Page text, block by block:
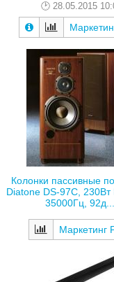
28.05.2015
Колонки пассивные
Diatone DS-97C, 230Вт
35000Гц, 92д...
Маркетинг